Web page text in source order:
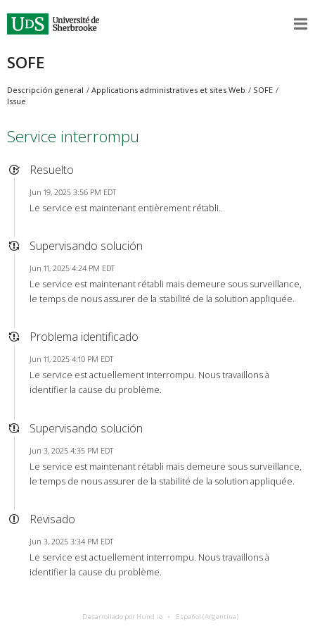
SOFE
Descripción general Applications administratives et sites Web
SOFE
Issue
Service interrompu
Resuelto
Jun 19, 2025 3:56 PM EDT
Le service est maintenant entièrement rétabli.
Supervisando solución
Jun 11, 2025 4:24 PM EDT
Le service est maintenant rétabli mais demeure sous surveillance,
le temps de nous assurer de la stabilité de la solution appliquée.
Problema identificado
Jun 11, 2025 4:10 PM EDT
Le service est actuellement interrompu. Nous travaillons à
identifier la cause du problème.
Supervisando solución
Jun 3, 2025 4:35 PM EDT
Le service est maintenant rétabli mais demeure sous surveillance,
le temps de nous assurer de la stabilité de la solution appliquée.
Revisado
Jun 3, 2025 3:34 PM EDT
Le service est actuellement interrompu. Nous travaillons à
identifier la cause du problème.
Desarrollado por Hund.io Español (Argentina)